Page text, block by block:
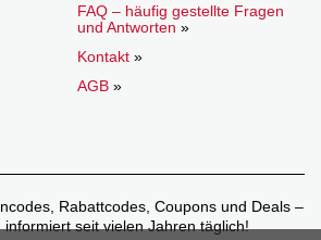
FAQ – häufig gestellte Fragen
und Antworten »
Kontakt »
AGB »
Rabattcodes, Coupons und Deals –
seit vielen Jahren täglich!